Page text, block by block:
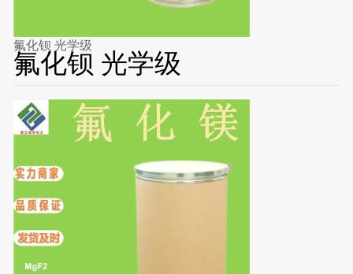
氟化钡 光学级
氟化钡 光学级